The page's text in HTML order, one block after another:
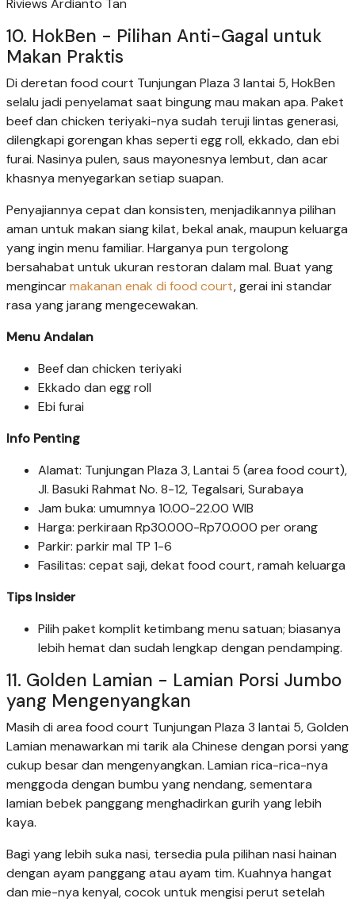
Riviews Ardianto Tan
10. HokBen - Pilihan Anti-Gagal untuk
Makan Praktis
Di deretan food court Tunjungan Plaza 3 lantai 5, HokBen
selalu jadi penyelamat saat bingung mau makan apa. Paket
beef dan chicken teriyaki-nya sudah teruji lintas generasi,
dilengkapi gorengan khas seperti egg roll, ekkado, dan ebi
furai. Nasinya pulen, saus mayonesnya lembut, dan acar
khasnya menyegarkan setiap suapan.
Penyajiannya cepat dan konsisten, menjadikannya pilihan
aman untuk makan siang kilat, bekal anak, maupun keluarga
yang ingin menu familiar. Harganya pun tergolong
bersahabat untuk ukuran restoran dalam mal. Buat yang
mengincarmakanan enak di food court, gerai ini standar
rasa yang jarang mengecewakan.
Menu Andalan
Beef dan chicken teriyaki
Ekkado dan egg roll
Ebi furai
Info Penting
Alamat: Tunjungan Plaza 3, Lantai 5 (area food court),
Jl. Basuki Rahmat No. 8-12, Tegalsari, Surabaya
Jam buka: umumnya 10.00-22.00 WIB
Harga: perkiraan Rp30.000-Rp70.000 per orang
Parkir: parkir mal TP 1-6
Fasilitas: cepat saji, dekat food court, ramah keluarga
Tips Insider
Pilih paket komplit ketimbang menu satuan; biasanya
lebih hemat dan sudah lengkap dengan pendamping.
11. Golden Lamian - Lamian Porsi Jumbo
yang Mengenyangkan
Masih di area food court Tunjungan Plaza 3 lantai 5, Golden
Lamian menawarkan mi tarik ala Chinese dengan porsi yang
cukup besar dan mengenyangkan. Lamian rica-rica-nya
menggoda dengan bumbu yang nendang, sementara
lamian bebek panggang menghadirkan gurih yang lebih
kaya.
Bagi yang lebih suka nasi, tersedia pula pilihan nasi hainan
dengan ayam panggang atau ayam tim. Kuahnya hangat
dan mie-nya kenyal, cocok untuk mengisi perut setelah